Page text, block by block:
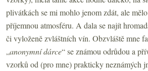
plivátkách se mi mohlo jenom zdát, ale
příjemnou atmosféru. A dala se najít
či vyloženě zvláštních vín. Obzvláště mne
„anonymní dárce“ se známou odrůdou a
vzorků od (pro mne) prakticky neznámých